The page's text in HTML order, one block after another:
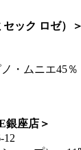
セック ロゼ）＞
・ムニエ45
銀座店＞
12